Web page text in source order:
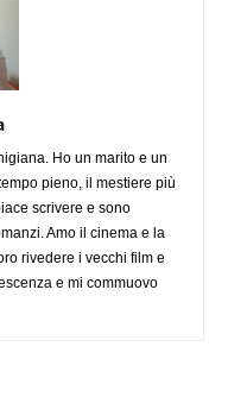
Ho un marito e un
pieno, il mestiere più
scrivere e sono
Amo il cinema e la
rivedere i vecchi film e
e mi commuovo